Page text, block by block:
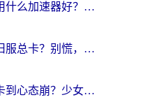
国外玩国服英雄联盟用什么加速器好？海外党亲测有效的国服游戏加速指南
在非洲玩魔兽世界怀旧服总卡？别慌，这份指南帮你丝滑开荒
海外党必看：玩国服卡到心态崩？少女前线云图计划加速器免费推荐+碧蓝航线足球世界流畅攻略